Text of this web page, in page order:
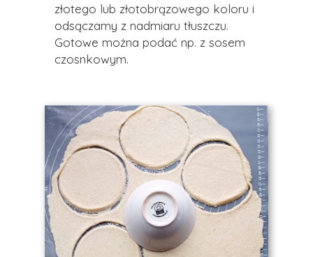
złotego lub złotobrązowego koloru i
odsączamy z nadmiaru tłuszczu.
Gotowe można podać np. z sosem
czosnkowym.